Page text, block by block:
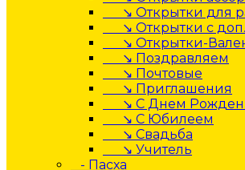
↘ Открытки для
↘ Открытки с
↘ Открытки-
↘ Поздравляем
↘ Почтовые
↘ Приглашения
↘ С Днем
↘ С Юбилеем
↘ Свадьба
↘ Учитель
- Пасха